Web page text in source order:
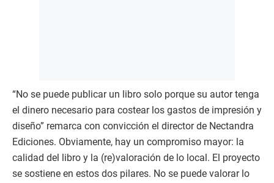
“No se puede publicar un libro solo porque su autor tenga
el dinero necesario para costear los gastos de impresión y
diseño” remarca con convicción el director de Nectandra
Ediciones. Obviamente, hay un compromiso mayor: la
calidad del libro y la (re)valoración de lo local. El proyecto
se sostiene en estos dos pilares. No se puede valorar lo